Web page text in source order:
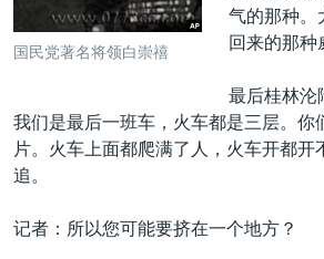
国民党著名将领白崇禧
气的那种。
回来的那种
最后桂林沦
我们是最后一班车，火车都是三层。你
片。火车上面都爬满了人，火车开都开
追。
记者：所以您可能要挤在一个地方？